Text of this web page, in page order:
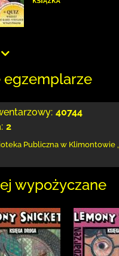
egzemplarze
40744
2
Publiczna w Klimontowie ,
wypożyczane